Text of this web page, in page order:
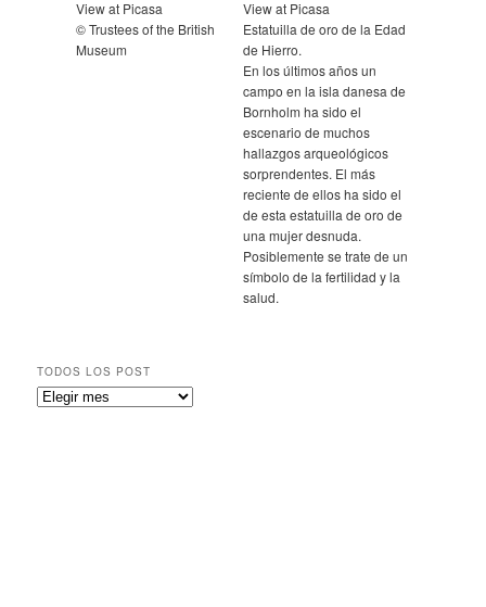
View at Picasa
© Trustees of the British
Museum
View at Picasa
Estatuilla de oro de la Edad
de Hierro.
En los últimos años un
campo en la isla danesa de
Bornholm ha sido el
escenario de muchos
hallazgos arqueológicos
sorprendentes. El más
reciente de ellos ha sido el
de esta estatuilla de oro de
una mujer desnuda.
Posiblemente se trate de un
símbolo de la fertilidad y la
salud.
TODOS LOS POST